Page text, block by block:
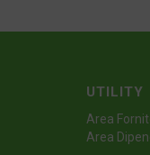
UTILITY
Area
Area